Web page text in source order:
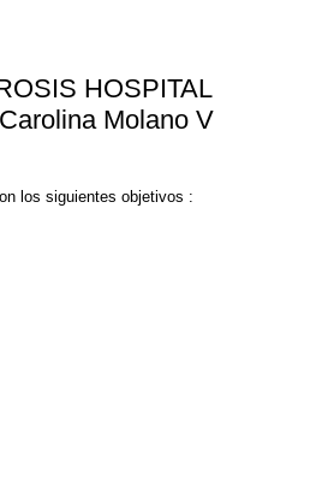
HOSPITAL
Molano V
los siguientes objetivos :